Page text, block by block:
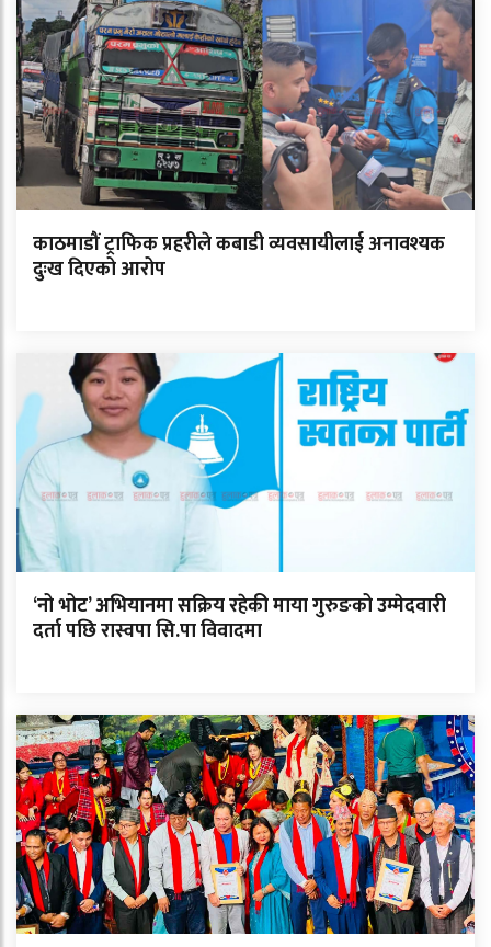
काठमाडौं ट्राफिक प्रहरीले कबाडी व्यवसायीलाई अनावश्यक
दुःख दिएको आरोप
‘नो भोट’ अभियानमा सक्रिय रहेकी माया गुरुङको उम्मेदवारी
दर्ता पछि रास्वपा सि.पा विवादमा